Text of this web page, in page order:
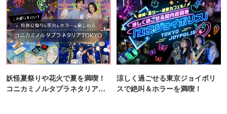
妖怪夏祭りや花火で夏を満喫！
コニカミノルタプラネタリア
涼しく過ごせる東京ジョイポリ
スで絶叫＆ホラーを満喫！